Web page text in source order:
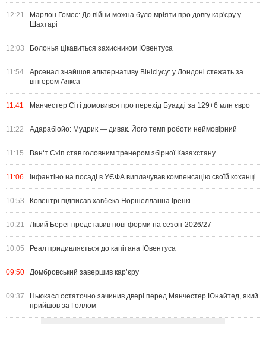
12:21
Марлон Гомес: До війни можна було мріяти про довгу кар'єру у
Шахтарі
12:03 Болонья цікавиться захисником Ювентуса
11:54
Арсенал знайшов альтернативу Вінісіусу: у Лондоні стежать за
вінгером Аякса
11:41 Манчестер Сіті домовився про перехід Буадді за 129+6 млн євро
11:22 Адарабіойо: Мудрик — дивак. Його темп роботи неймовірний
11:15 Ван‘т Схіп став головним тренером збірної Казахстану
11:06 Інфантіно на посаді в УЄФА виплачував компенсацію своїй коханці
10:53 Ковентрі підписав хавбека Норшелланна Їренкі
10:21 Лівий Берег представив нові форми на сезон-2026/27
10:05 Реал придивляється до капітана Ювентуса
09:50 Домбровський завершив кар’єру
09:37
Ньюкасл остаточно зачинив двері перед Манчестер Юнайтед, який
прийшов за Голлом